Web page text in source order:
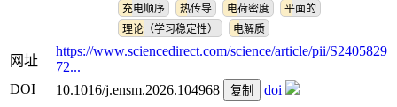
充电顺序
热传导 电荷密度
平面的
理论（学习稳定性）
电解质
网址
https://www.sciencedirect.com/science/article/pii/S2405829
72...
DOI
10.1016/j.ensm.2026.104968 复制 doi